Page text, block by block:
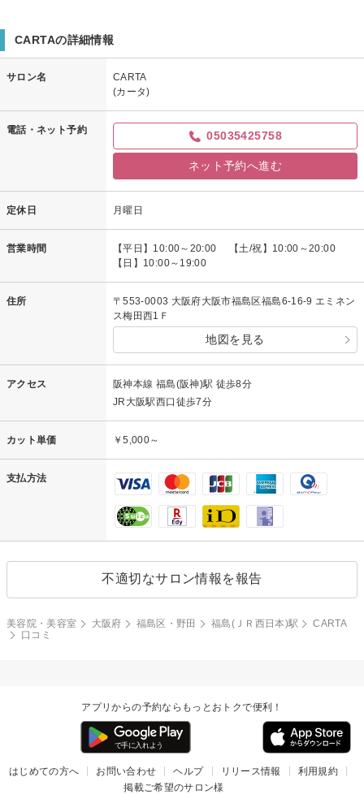
CARTAの詳細情報
サロン名
CARTA
(カータ)
電話・ネット予約 05035425758
ネット予約へ進む
定休日 月曜日
営業時間
【平日】10:00～20:00 【土/祝】10:00～20:00
【日】10:00～19:00
住所
〒553-0003 大阪府大阪市福島区福島6-16-9 エミネン
ス梅田西1Ｆ
地図を見る
アクセス
阪神本線 福島(阪神)駅 徒歩8分
JR大阪駅西口徒歩7分
カット単価 ￥5,000～
支払方法
不適切なサロン情報を報告
美容院・美容室 大阪府 福島区・野田 福島(ＪＲ西日本)駅
CARTA
口コミ
アプリからの予約ならもっとおトクで便利！
はじめての方へ お問い合わせ ヘルプ リリース情報
利用規約
掲載ご希望のサロン様